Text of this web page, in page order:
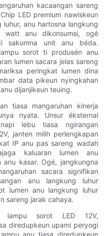
kacaangan sareng
LED premium nawiskeun
anu hartosna langkung
watt anu dikonsumsi, ogé
sakumna unit anu béda.
sorot ti produsén anu
lumen sacara jelas sareng
peringkat lumen dina
data pikeun nyingkahan
dijanjikeun teuing.
tiasa mangaruhan kinerja
nyata. Unsur éksternal
lebu tiasa ngirangan
janten milih perlengkapan
IP anu pas sareng wadah
kaluaran lumen anu
kasar. Ogé, jangkungna
sacara signifikan
anu langkung luhur
lumen anu langkung luhur
sareng jarak cahaya.
lampu sorot LED 12V,
diredupkeun upami peryogi
anu tiasa diredupkeun